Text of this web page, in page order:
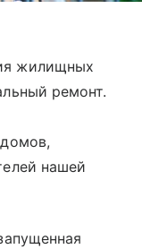
жилищных
ремонт.
нашей